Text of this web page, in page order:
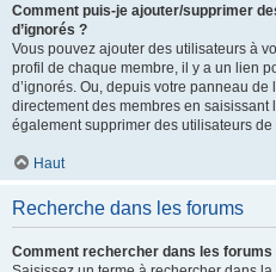
Comment puis-je ajouter/supprimer
d’ignorés ?
Vous pouvez ajouter des utilisateurs à
profil de chaque membre, il y a un lien
d’ignorés. Ou, depuis votre panneau de
directement des membres en saisissant
également supprimer des utilisateurs
Haut
Recherche dans les forums
Comment rechercher dans les forums